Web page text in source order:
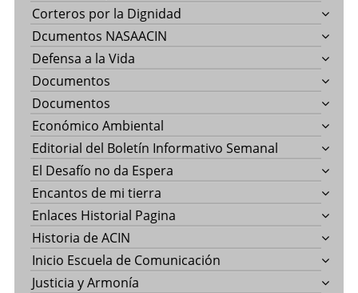
Corteros por la Dignidad
Dcumentos NASAACIN
Defensa a la Vida
Documentos
Documentos
Económico Ambiental
Editorial del Boletín Informativo Semanal
El Desafío no da Espera
Encantos de mi tierra
Enlaces Historial Pagina
Historia de ACIN
Inicio Escuela de Comunicación
Justicia y Armonía